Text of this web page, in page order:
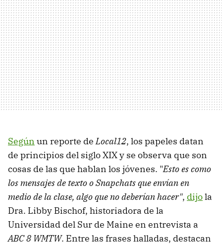
Según un reporte deLocal12, los papeles datan
de principios del siglo XIX y se observa que son
cosas de las que hablan los jóvenes. "Esto es como
los mensajes de texto o Snapchats que envían en
medio de la clase, algo que no deberían hacer", dijola
Dra. Libby Bischof, historiadora de la
Universidad del Sur de Maine en entrevista a
ABC 8 WMTW. Entre las frases halladas, destacan